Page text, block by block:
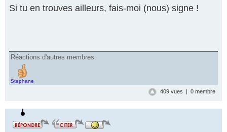
Si tu en trouves ailleurs, fais-moi (nous) signe !
Réactions d'autres membres
Stéphane
409 vues | 0 membre